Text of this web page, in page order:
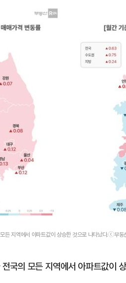
든 지역에서 아파트값이 상승한 것으로 나타났다.ⓒ부동
국의 모든 지역에서 아파트값이